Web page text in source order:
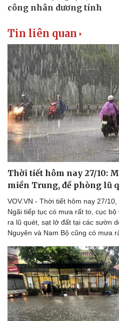
Doanh nghiệp
Thông tin doanh nghiệp
Doanh nghiệp 24h
Doanh nhân
Vì cộng đồng
Tin liên quan
Thời tiết hôm nay 27/10:
miền Trung, đề phòng lũ
VOV.VN - Thời tiết hôm nay 27/
Ngãi tiếp tục có mưa rất to, cục
ra lũ quét, sạt lở đất tại các sườn
Nguyên và Nam Bộ cũng có mưa